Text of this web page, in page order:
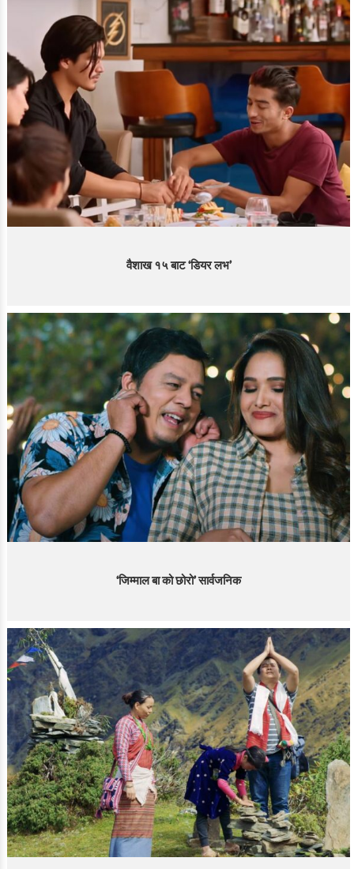
वैशाख १५ बाट ‘डियर लभ’
‘जिम्माल बा को छोरो’ सार्वजनिक